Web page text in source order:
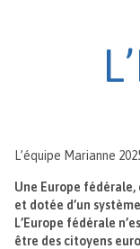
L’équipe Marianne
Une Europe
et dotée d’un
L’Europe fédérale
être des citoyens